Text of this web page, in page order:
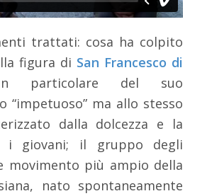
trattati: cosa ha colpito
figura di San Francesco di
del suo
“impetuoso” ma allo stesso
dalla dolcezza e la
i giovani; il gruppo degli
movimento più ampio della
nato spontaneamente